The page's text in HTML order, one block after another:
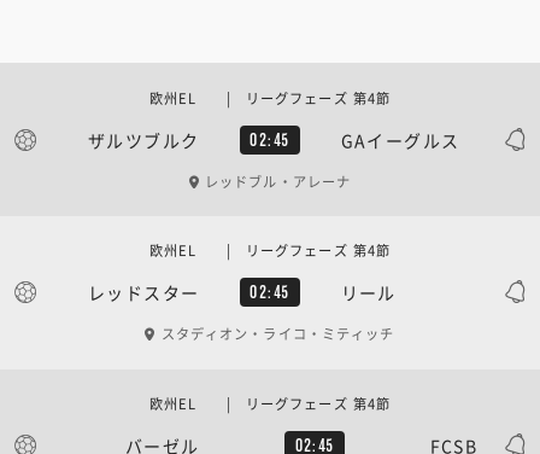
ザルツブルク 02:45 GAイーグルス
欧州EL | リーグフェーズ 第4節
レッドブル・アレーナ
レッドスター 02:45 リール
欧州EL | リーグフェーズ 第4節
スタディオン・ライコ・ミティッチ
バーゼル 02:45 FCSB
欧州EL | リーグフェーズ 第4節